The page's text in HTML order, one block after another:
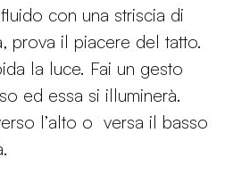
con una striscia di
prova il piacere del tatto.
la luce. Fai un gesto
ed essa si illuminerà.
l’alto o versa il basso